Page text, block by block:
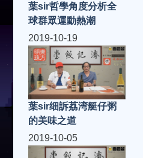
葉sir哲學角度分析全
球群眾運動熱潮
2019-10-19
葉sir细訴荔湾艇仔粥
的美味之道
2019-10-05